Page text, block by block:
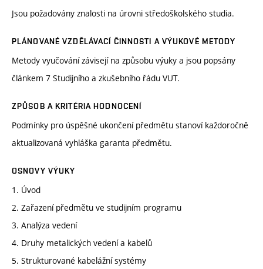
Jsou požadovány znalosti na úrovni středoškolského studia.
PLÁNOVANÉ VZDĚLÁVACÍ ČINNOSTI A VÝUKOVÉ METODY
Metody vyučování závisejí na způsobu výuky a jsou popsány
článkem 7 Studijního a zkušebního řádu VUT.
ZPŮSOB A KRITÉRIA HODNOCENÍ
Podmínky pro úspěšné ukončení předmětu stanoví každoročně
aktualizovaná vyhláška garanta předmětu.
OSNOVY VÝUKY
1. Úvod
2. Zařazení předmětu ve studijním programu
3. Analýza vedení
4. Druhy metalických vedení a kabelů
5. Strukturované kabelážní systémy